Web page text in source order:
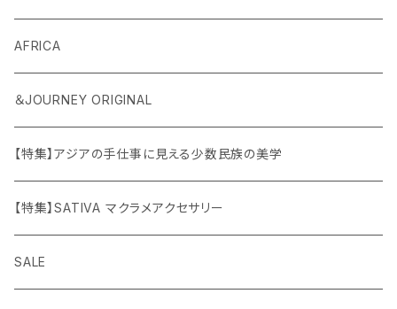
AFRICA
＆JOURNEY ORIGINAL
【特集】アジアの手仕事に見える少数民族の美学
【特集】SATIVA マクラメアクセサリー
SALE